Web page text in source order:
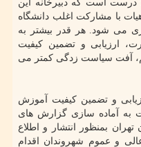
درست است که دبیرخانه این
با مشارکت اغلب دانشگاه
می شود. هر قدر بیشتر به
ارزیابی و تضمین کیفیت
آفت سیاست زدگی کمتر می
و تضمین کیفیت آموزش
به آماده سازی گزارش های
بمنظور انتشار و اطلاع
و عموم شهروندان اقدام